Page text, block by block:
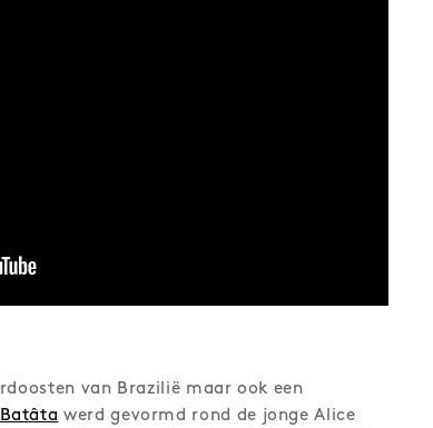
van Brazilië maar ook een
werd gevormd rond de jonge Alice